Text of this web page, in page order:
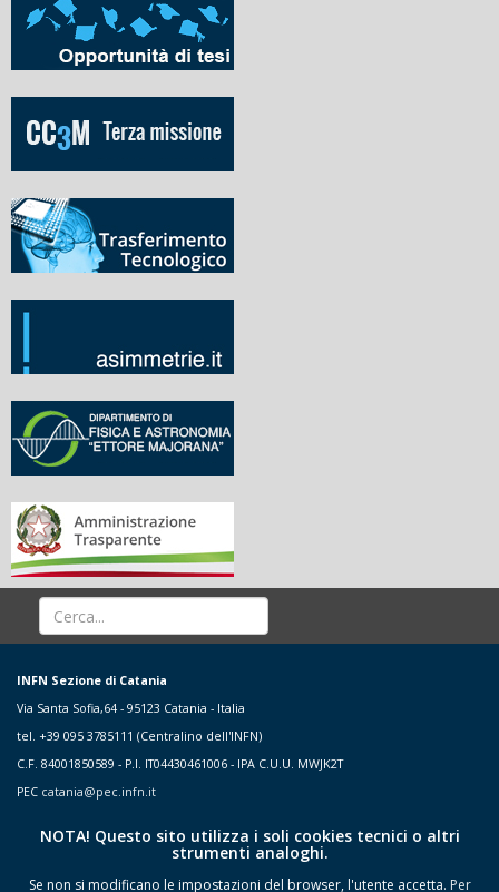
INFN Sezione di Catania
Via Santa Sofia,64 - 95123 Catania - Italia
tel. +39 095 3785111 (Centralino dell'INFN)
C.F. 84001850589 - P.I. IT04430461006 - IPA C.U.U. MWJK2T
PEC catania@pec.infn.it
NOTA! Questo sito utilizza i soli cookies tecnici o altri
strumenti analoghi.
Se non si modificano le impostazioni del browser, l'utente accetta. Per